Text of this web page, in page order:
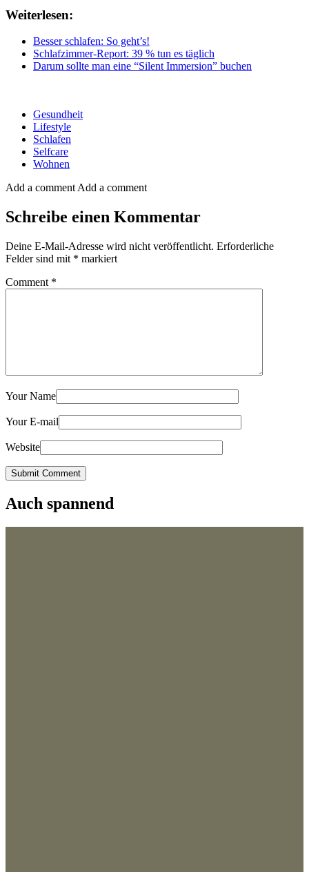
Weiterlesen:
Besser schlafen: So geht’s!
Schlafzimmer-Report: 39 % tun es täglich
Darum sollte man eine “Silent Immersion” buchen
Gesundheit
Lifestyle
Schlafen
Selfcare
Wohnen
Add a comment Add a comment
Schreibe einen Kommentar
Deine E-Mail-Adresse wird nicht veröffentlicht. Erforderliche
Felder sind mit * markiert
Comment *
Your Name
Your E-mail
Website
Submit Comment
Auch spannend